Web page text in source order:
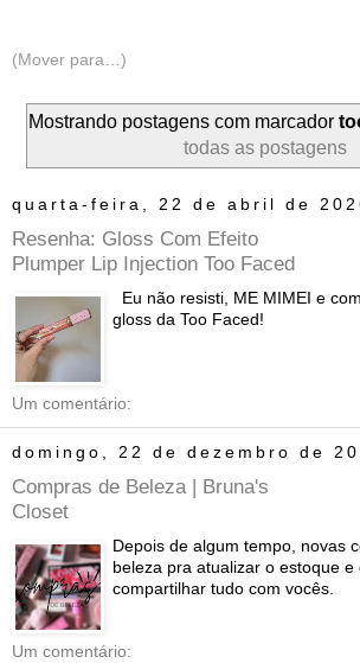
Mostrando postagens com marcador
todas as postagens
quarta-feira, 22 de abril de
Resenha: Gloss Com Efeito
Plumper Lip Injection Too Faced
Eu não resisti, ME MIMEI e
gloss da Too Faced!
Um comentário:
domingo, 22 de dezembro de
Compras de Beleza | Bruna's
Closet
Depois de algum tempo, novas
beleza pra atualizar o estoque e
compartilhar tudo com vocês.
Um comentário: